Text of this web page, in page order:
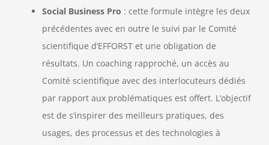
Social Business Pro : cette formule intègre les deux
précédentes avec en outre le suivi par le Comité
scientifique d’EFFORST et une obligation de
résultats. Un coaching rapproché, un accès au
Comité scientifique avec des interlocuteurs dédiés
par rapport aux problématiques est offert. L’objectif
est de s’inspirer des meilleurs pratiques, des
usages, des processus et des technologies à